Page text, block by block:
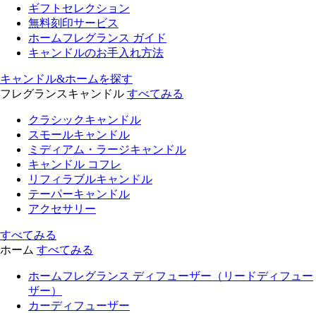
ギフトセレクション
無料刻印サービス
ホームフレグランス ガイド
キャンドルのお手入れ方法
キャンドル&ホームを探す
フレグランスキャンドル すべてみる
クラシックキャンドル
スモールキャンドル
ミディアム・ラージキャンドル
キャンドル コフレ
リフィラブルキャンドル
テーパーキャンドル
アクセサリー
すべてみる
ホーム すべてみる
ホームフレグランス ディフューザー（リードディフュー
ザー）
カーディフューザー